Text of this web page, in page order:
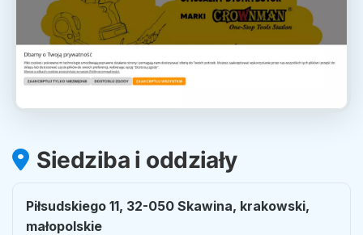
Siedziba i oddziały
Piłsudskiego 11, 32-050 Skawina, krakowski,
małopolskie